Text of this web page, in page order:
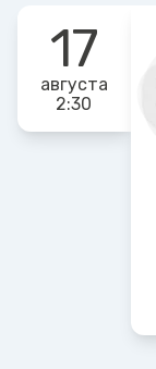
17
августа
2:30